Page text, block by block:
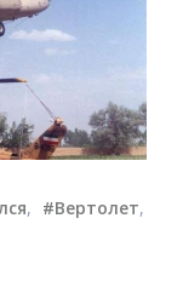
, #Вертолет,